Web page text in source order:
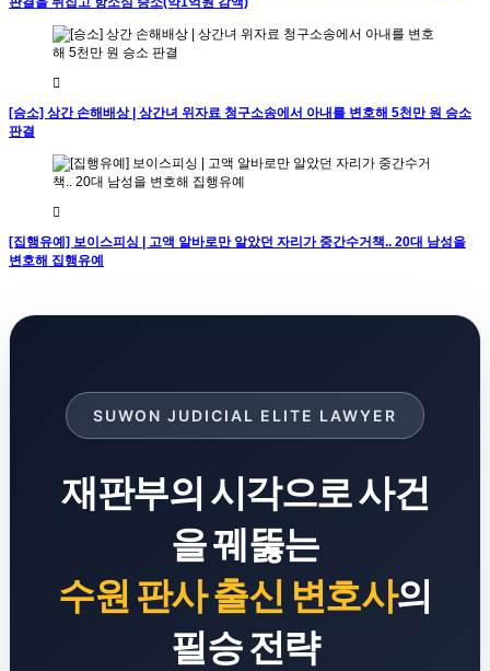
[승소] 상간 손해배상 | 상간녀 위자료 청구소송에서 아내를 변호해 5천만 원 승소
판결
[집행유예] 보이스피싱 | 고액 알바로만 알았던 자리가 중간수거책.. 20대 남성을
변호해 집행유예
SUWON JUDICIAL ELITE LAWYER
재판부의 시각으로 사건
을 꿰뚫는
수원 판사 출신 변호사의
필승 전략